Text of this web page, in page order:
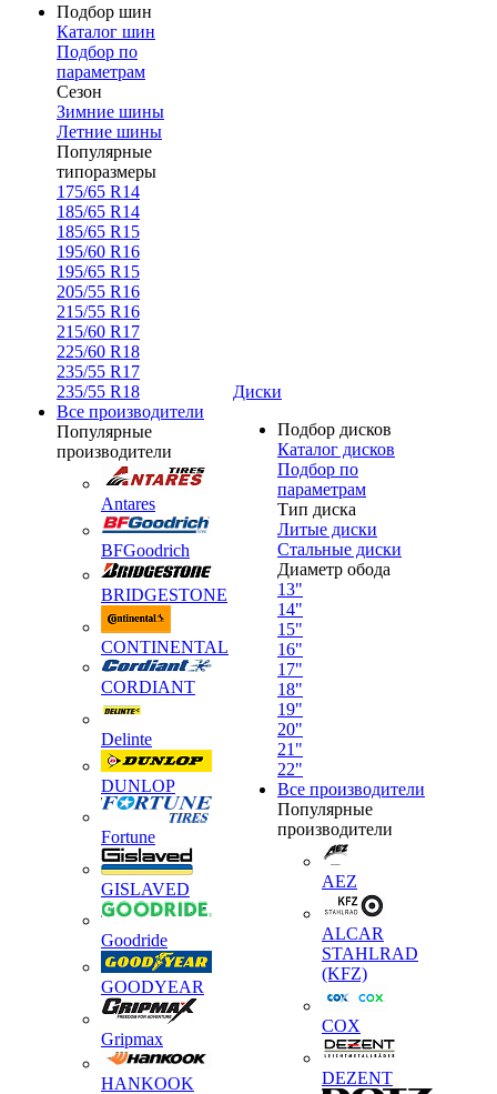
Подбор шин
Каталог шин
Подбор по
параметрам
Сезон
Зимние шины
Летние шины
Популярные
типоразмеры
175/65 R14
185/65 R14
185/65 R15
195/60 R16
195/65 R15
205/55 R16
215/55 R16
215/60 R17
225/60 R18
235/55 R17
235/55 R18
Все производители
Популярные
производители
Antares
BFGoodrich
BRIDGESTONE
CONTINENTAL
CORDIANT
Delinte
DUNLOP
Fortune
GISLAVED
Goodride
GOODYEAR
Gripmax
HANKOOK
Диски
Подбор дисков
Каталог дисков
Подбор по
параметрам
Тип диска
Литые диски
Стальные диски
Диаметр обода
13"
14"
15"
16"
17"
18"
19"
20"
21"
22"
Все производители
Популярные
производители
AEZ
ALCAR
STAHLRAD
(KFZ)
COX
DEZENT